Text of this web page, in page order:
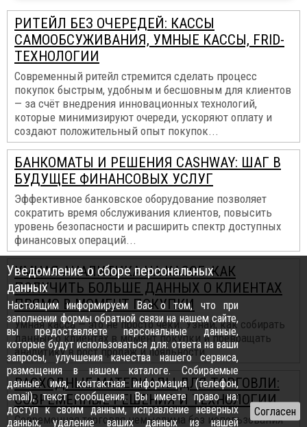
РИТЕЙЛ БЕЗ ОЧЕРЕДЕЙ: КАССЫ
САМООБСУЖИВАНИЯ, УМНЫЕ КАССЫ, FRID-
ТЕХНОЛОГИИ
Современный ритейл стремится сделать процесс
покупок быстрым, удобным и бесшовным для клиентов
— за счёт внедрения инновационных технологий,
которые минимизируют очереди, ускоряют оплату и
создают положительный опыт покупок...
БАНКОМАТЫ И РЕШЕНИЯ CASHWAY: ШАГ В
БУДУЩЕЕ ФИНАНСОВЫХ УСЛУГ
Эффективное банковское оборудование позволяет
сократить время обслуживания клиентов, повысить
уровень безопасности и расширить спектр доступных
финансовых операций...
УМНАЯ АНАЛИТИКА НА КАССЕ: КАК
ПОЛУЧИТЬ БОЛЬШЕ ДАННЫХ О КЛИЕНТАХ
ПРЯМО В МОМЕНТ ПОКУПКИ
Умная касса — это не просто чеки. Узнай, как собирать
данные о клиентах в момент покупки и превращать
аналитику в рост продаж и лояльности...
РАСХОДНЫЕ МАТЕРИАЛЫ ДЛЯ ТОРГОВЛИ:
СОВРЕМЕННЫЕ РЕШЕНИЯ И ТЕХНОЛОГИИ
Современная торговля немыслима без использования
Уведомление о сборе персональных
данных
Настоящим информируем Вас о том, что при
заполнении формы обратной связи на нашем сайте,
вы предоставляете персональные данные,
которые будут использоваться для: ответа на ваши
запросы, улучшения качества нашего сервиса,
размещения в нашем каталоге. Собираемые
данные: имя, контактная информация (телефон,
email), текст сообщения. Вы имеете право на:
доступ к своим данным, исправление неверных
данных, удаление ваших данных из нашей